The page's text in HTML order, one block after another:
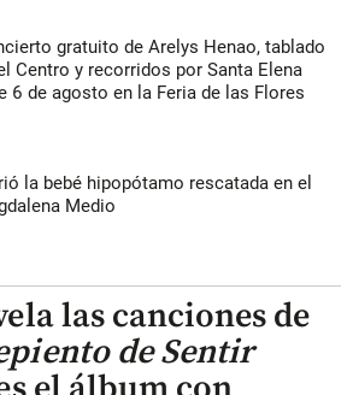
gratuito de Arelys Henao, tablado
Centro y recorridos por Santa Elena
6 de agosto en la Feria de las Flores
la bebé hipopótamo rescatada en el
Medio
las canciones de
de Sentir